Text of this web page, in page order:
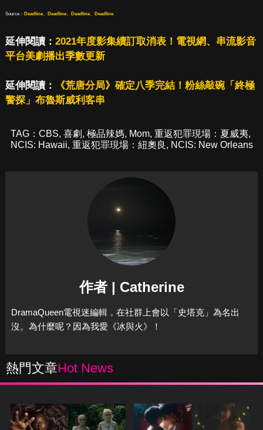
Source： Deadline、 Deadline、 Deadline、 Deadline
延伸閱讀： 2021年度影集續訂取消表！電視網、串流影音
平台美劇播出季數更新
延伸閱讀：
《荒唐分局》確定八季完結！粉絲敲碗「終極
警探」布魯斯威利客串
TAG： CBS, 喜劇 , 極品辣媽, Mom, 重返犯罪現場：夏威夷,
NCIS: Hawaii, 重返犯罪現場：紐奧良 , NCIS: New Orleans
作者 | Catherine
DramaQueen電視迷編輯，在社群上會以「史塔克」為名出
沒。為什麼呢？因為我愛《冰與火》！
熱門文章Hot News